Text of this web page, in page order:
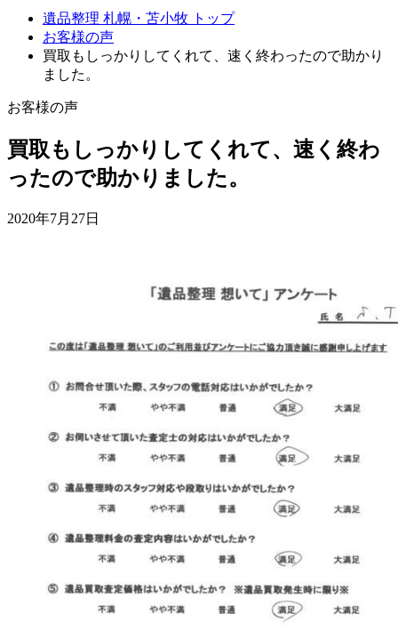
遺品整理 札幌・苫小牧 トップ
お客様の声
買取もしっかりしてくれて、速く終わったので助かり
ました。
お客様の声
買取もしっかりしてくれて、速く終わ
ったので助かりました。
2020年7月27日